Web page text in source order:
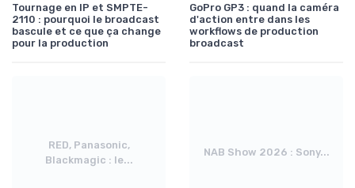
Tournage en IP et SMPTE-
2110 : pourquoi le broadcast
bascule et ce que ça change
pour la production
GoPro GP3 : quand la caméra
d'action entre dans les
workflows de production
broadcast
RED, Panasonic,
Blackmagic : le...
NAB Show 2026 : Sony...